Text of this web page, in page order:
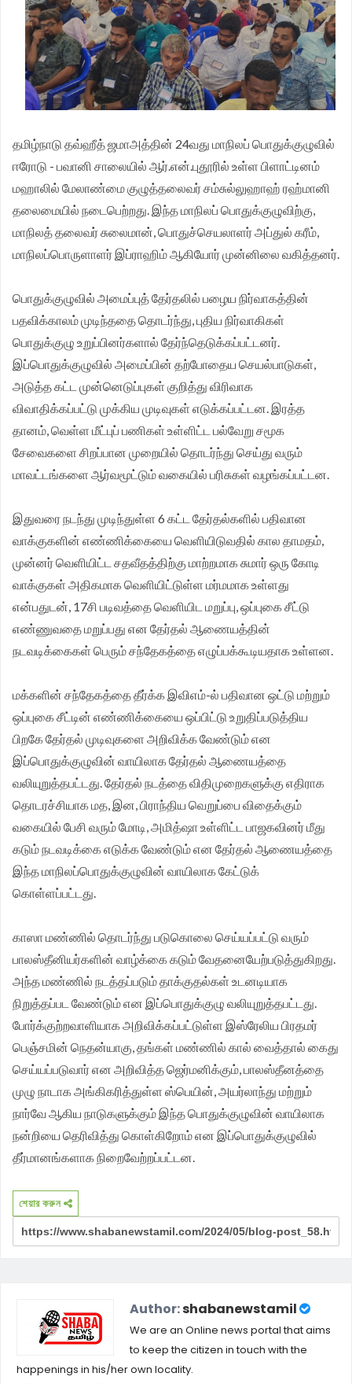
முதலமைச்சர் தீர்க்கமாக வலியுறுத்த தமிழக விவசாயிகள்
சங்க மாநில தலைவர் வேலுச்சாமி வேண்டுகோள்.
தமிழ்நாடு தவ்ஹீத் ஜமாஅத்தின் 24வது மாநிலப் பொதுக்குழுவில்
ஈரோடு - பவானி சாலையில் ஆர்.என்.புதூரில் உள்ள பிளாட்டினம்
மஹாலில் மேலாண்மை குழுத்தலைவர் சம்சுல்லுஹாஹ் ரஹ்மானி
தலைமையில் நடைபெற்றது. இந்த மாநிலப் பொதுக்குழுவிற்கு,
மாநிலத் தலைவர் சுலைமான், பொதுச்செயலாளர் அப்துல் கரீம்,
மாநிலப்பொருளாளர் இப்ராஹிம் ஆகியோர் முன்னிலை வகித்தனர்.
பொதுக்குழுவில் அமைப்புத் தேர்தலில் பழைய நிர்வாகத்தின்
பதவிக்காலம் முடிந்ததை தொடர்ந்து, புதிய நிர்வாகிகள்
பொதுக்குழு உறுப்பினர்களால் தேர்ந்தெடுக்கப்பட்டனர்.
இப்பொதுக்குழுவில் அமைப்பின் தற்போதைய செயல்பாடுகள்,
அடுத்த கட்ட முன்னெடுப்புகள் குறித்து விரிவாக
விவாதிக்கப்பட்டு முக்கிய முடிவுகள் எடுக்கப்பட்டன. இரத்த
தானம், வெள்ள மீட்புப் பணிகள் உள்ளிட்ட பல்வேறு சமூக
சேவைகளை சிறப்பான முறையில் தொடர்ந்து செய்து வரும்
மாவட்டங்களை ஆர்வமூட்டும் வகையில் பரிசுகள் வழங்கப்பட்டன.
இதுவரை நடந்து முடிந்துள்ள 6 கட்ட தேர்தல்களில் பதிவான
வாக்குகளின் எண்ணிக்கையை வெளியிடுவதில் கால தாமதம்,
முன்னர் வெளியிட்ட சதவீதத்திற்கு மாற்றமாக சுமார் ஒரு கோடி
வாக்குகள் அதிகமாக வெளியிட்டுள்ள மர்மமாக உள்ளது
என்பதுடன், 17சி படிவத்தை வெளியிட மறுப்பு, ஒப்புகை சீட்டு
எண்ணுவதை மறுப்பது என தேர்தல் ஆணையத்தின்
நடவடிக்கைகள் பெரும் சந்தேகத்தை எழுப்பக்கூடியதாக உள்ளன.
மக்களின் சந்தேகத்தை தீர்க்க இவிஎம்-ல் பதிவான ஒட்டு மற்றும்
ஒப்புகை சீட்டின் எண்ணிக்கையை ஒப்பிட்டு உறுதிப்படுத்திய
பிறகே தேர்தல் முடிவுகளை அறிவிக்க வேண்டும் என
இப்பொதுக்குழுவின் வாயிலாக தேர்தல் ஆணையத்தை
வலியுறுத்தபட்டது. தேர்தல் நடத்தை விதிமுறைகளுக்கு எதிராக
தொடரச்சியாக மத, இன, பிராந்திய வெறுப்பை விதைக்கும்
வகையில் பேசி வரும் மோடி, அமித்ஷா உள்ளிட்ட பாஜகவினர் மீது
கடும் நடவடிக்கை எடுக்க வேண்டும் என தேர்தல் ஆணையத்தை
இந்த மாநிலப்பொதுக்குழுவின் வாயிலாக கேட்டுக்
கொள்ளப்பட்டது.
காஸா மண்ணில் தொடர்ந்து படுகொலை செய்யப்பட்டு வரும்
பாலஸ்தீனியர்களின் வாழ்க்கை கடும் வேதனையேற்படுத்துகிறது.
அந்த மண்ணில் நடத்தப்படும் தாக்குதல்கள் உடனடியாக
நிறுத்தப்பட வேண்டும் என இப்பொதுக்குழு வலியுறுத்தபட்டது.
போர்க்குற்றவாளியாக அறிவிக்கப்பட்டுள்ள இஸ்ரேலிய பிரதமர்
பெஞ்சமின் நெதன்யாகு, தங்கள் மண்ணில் கால் வைத்தால் கைது
செய்யப்படுவார் என அறிவித்த ஜெர்மனிக்கும், பாலஸ்தீனத்தை
முழு நாடாக அங்கிகரித்துள்ள ஸ்பெயின், அயர்லாந்து மற்றும்
நார்வே ஆகிய நாடுகளுக்கும் இந்த பொதுக்குழுவின் வாயிலாக
நன்றியை தெரிவித்து கொள்கிறோம் என இப்பொதுக்குழுவில்
தீர்மானங்களாக நிறைவேற்றப்பட்டன.
শেয়ার করুন
Author:shabanewstamil
We are an Online news portal that aims
to keep the citizen in touch with the
happenings in his/her own locality.